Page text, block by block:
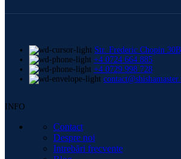
Str. Frederic Chopin
+4 0724 664 885
+4 0729 998 728
INFO
Contact
Despre noi
Intrebări frecvente